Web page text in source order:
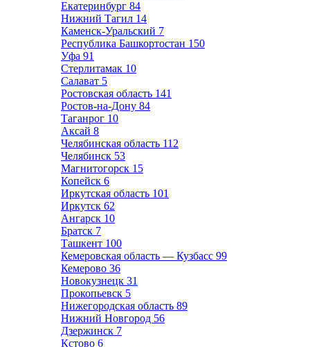
Екатеринбург 84
Нижний Тагил 14
Каменск-Уральский 7
Республика Башкортостан 150
Уфа 91
Стерлитамак 10
Салават 5
Ростовская область 141
Ростов-на-Дону 84
Таганрог 10
Аксай 8
Челябинская область 112
Челябинск 53
Магнитогорск 15
Копейск 6
Иркутская область 101
Иркутск 62
Ангарск 10
Братск 7
Ташкент 100
Кемеровская область — Кузбасс 99
Кемерово 36
Новокузнецк 31
Прокопьевск 5
Нижегородская область 89
Нижний Новгород 56
Дзержинск 7
Кстово 6